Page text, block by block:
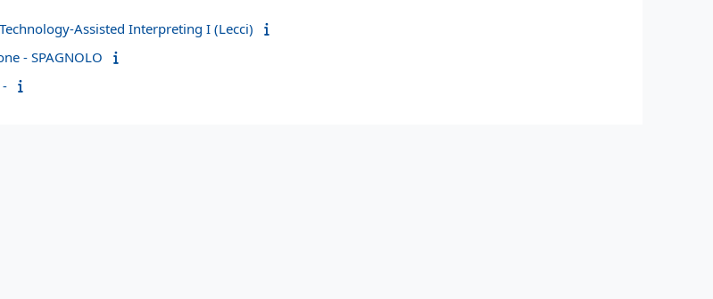
Assisted Interpreting I (Lecci)
- SPAGNOLO